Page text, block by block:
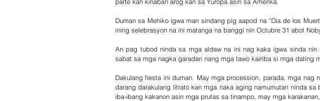
Duman sa Mehiko igwa man sindang pig aapod na “Dia de los
ining selebrasyon na ini matanga na banggi nin Octubre 31 abot
An pag tubod ninda sa mga aldaw na ini nag kaka igwa sinda nin
sabat sa mga nagka garadan nang mga tawo kairiba si mga dating
Dakulang fiesta ini duman. May mga procession, parada, mga nag
darang darakulang litrato kan mga naka aging namumutan ninda
iba-ibang kakanon asin mga prutas sa tinampo, may mga